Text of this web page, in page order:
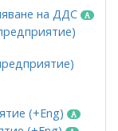
на ДДС
(+Eng)